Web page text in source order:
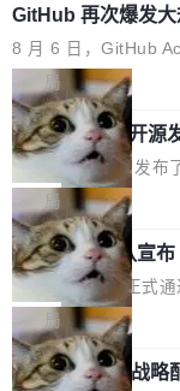
他引用的帖子来自
026 的读者：「看了
理由很具体。FA 系
认为最重要的一个
驱动你去学 CuTe，
er++ 优化所淹没，足
键的是 FA2 的持久
鸿蒙通过统一技术底
型智能设备的开发、
也为产业链企业探索
的空间。 8月14日，
（OHDD：
r Day）将在杭州启航
链企业和开发者，邀
问，围绕开源鸿蒙技
配、功耗与稳定性调
等内容展开系统讲解
步了解开源鸿蒙在智
GitHub 再次爆发
8 月 6 日，GitHub
模服务降级，
webhook 停发，连自
障无法工作。Pages
opilot coding agent
恢复，大约 12 小时
起事故，其中四起与
Hub 员工 kdaigle 在
据：2025 年全年 10
2.75 亿次，全年预计
局
Prime Agent 开源
进的编程 Agent，
专家基线
Prime Intellect 发布
的编程 Agent
象：Recursive
ontinual Harness。
上，Prime Agent +
5% RHAE Best@1，
家基线 95.4%。 不
器 Prime Agent 的架
局
Rust 项目团队宣
止，但你要承认哪
Rust 语言项目正式
覆盖 rust-lang/rust
是项目级别的官方立
但它可能是主流开源
局
宇树科技 IPO 战略